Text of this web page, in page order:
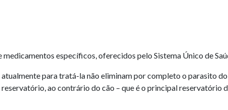
específicos, oferecidos pelo Sistema Único de
para tratá-la não eliminam por completo o parasito
ao contrário do cão – que é o principal reservatório